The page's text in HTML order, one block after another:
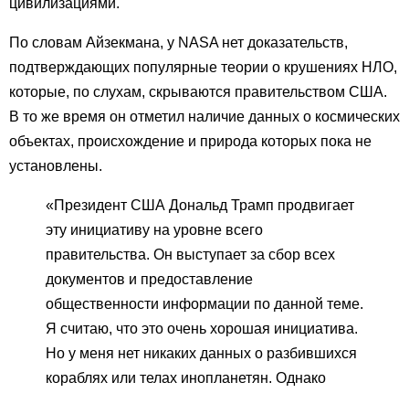
По словам Айзекмана, у NASA нет доказательств,
подтверждающих популярные теории о крушениях НЛО,
которые, по слухам, скрываются правительством США.
В то же время он отметил наличие данных о космических
объектах, происхождение и природа которых пока не
установлены.
«Президент США Дональд Трамп продвигает
эту инициативу на уровне всего
правительства. Он выступает за сбор всех
документов и предоставление
общественности информации по данной теме.
Я считаю, что это очень хорошая инициатива.
Но у меня нет никаких данных о разбившихся
кораблях или телах инопланетян. Однако